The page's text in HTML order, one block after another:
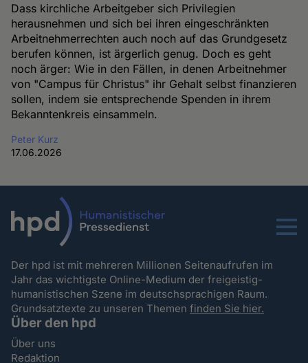
Dass kirchliche Arbeitgeber sich Privilegien
herausnehmen und sich bei ihren eingeschränkten
Arbeitnehmerrechten auch noch auf das Grundgesetz
berufen können, ist ärgerlich genug. Doch es geht
noch ärger: Wie in den Fällen, in denen Arbeitnehmer
von "Campus für Christus" ihr Gehalt selbst finanzieren
sollen, indem sie entsprechende Spenden in ihrem
Bekanntenkreis einsammeln.
Peter Kurz
17.06.2026
Menu
Der hpd ist mit mehreren Millionen Seitenaufrufen im
Jahr das wichtigste Online-Medium der freigeistig-
humanistischen Szene im deutschsprachigen Raum.
Grundsatztexte zu unseren Themenfinden Sie hier.
Über den hpd
Über uns
Redaktion